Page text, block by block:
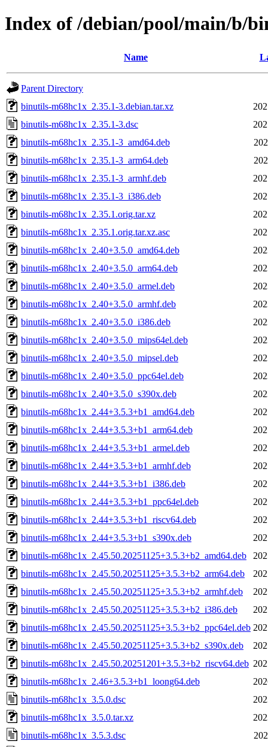
Index of /debian/pool/main/b/
Name
Parent Directory
binutils-m68hc1x_2.35.1-3.debian.tar.xz
binutils-m68hc1x_2.35.1-3.dsc
binutils-m68hc1x_2.35.1-3_amd64.deb
binutils-m68hc1x_2.35.1-3_arm64.deb
binutils-m68hc1x_2.35.1-3_armhf.deb
binutils-m68hc1x_2.35.1-3_i386.deb
binutils-m68hc1x_2.35.1.orig.tar.xz
binutils-m68hc1x_2.35.1.orig.tar.xz.asc
binutils-m68hc1x_2.40+3.5.0_amd64.deb
binutils-m68hc1x_2.40+3.5.0_arm64.deb
binutils-m68hc1x_2.40+3.5.0_armel.deb
binutils-m68hc1x_2.40+3.5.0_armhf.deb
binutils-m68hc1x_2.40+3.5.0_i386.deb
binutils-m68hc1x_2.40+3.5.0_mips64el.deb
binutils-m68hc1x_2.40+3.5.0_mipsel.deb
binutils-m68hc1x_2.40+3.5.0_ppc64el.deb
binutils-m68hc1x_2.40+3.5.0_s390x.deb
binutils-m68hc1x_2.44+3.5.3+b1_amd64.deb
binutils-m68hc1x_2.44+3.5.3+b1_arm64.deb
binutils-m68hc1x_2.44+3.5.3+b1_armel.deb
binutils-m68hc1x_2.44+3.5.3+b1_armhf.deb
binutils-m68hc1x_2.44+3.5.3+b1_i386.deb
binutils-m68hc1x_2.44+3.5.3+b1_ppc64el.deb
binutils-m68hc1x_2.44+3.5.3+b1_riscv64.deb
binutils-m68hc1x_2.44+3.5.3+b1_s390x.deb
binutils-m68hc1x_2.45.50.20251125+3.5.3+b2_amd64.deb
binutils-m68hc1x_2.45.50.20251125+3.5.3+b2_arm64.deb
binutils-m68hc1x_2.45.50.20251125+3.5.3+b2_armhf.deb
binutils-m68hc1x_2.45.50.20251125+3.5.3+b2_i386.deb
binutils-m68hc1x_2.45.50.20251125+3.5.3+b2_ppc64el.deb
binutils-m68hc1x_2.45.50.20251125+3.5.3+b2_s390x.deb
binutils-m68hc1x_2.45.50.20251201+3.5.3+b2_riscv64.deb
binutils-m68hc1x_2.46+3.5.3+b1_loong64.deb
binutils-m68hc1x_3.5.0.dsc
binutils-m68hc1x_3.5.0.tar.xz
binutils-m68hc1x_3.5.3.dsc